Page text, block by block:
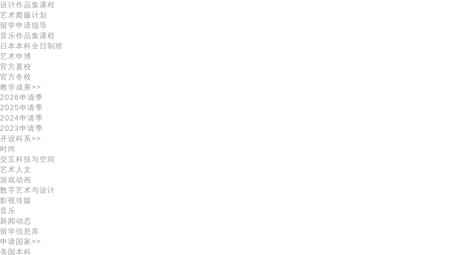
设计作品集课程
艺术爬藤计划
留学申请指导
音乐作品集课程
日本本科全日制班
艺术申博
官方夏校
官方冬校
教学成果>>
2026申请季
2025申请季
2024申请季
2023申请季
开设科系>>
时尚
交互科技与空间
艺术人文
游戏动画
数字艺术与设计
影视传媒
音乐
新闻动态
留学信息库
申请国家>>
美国本科